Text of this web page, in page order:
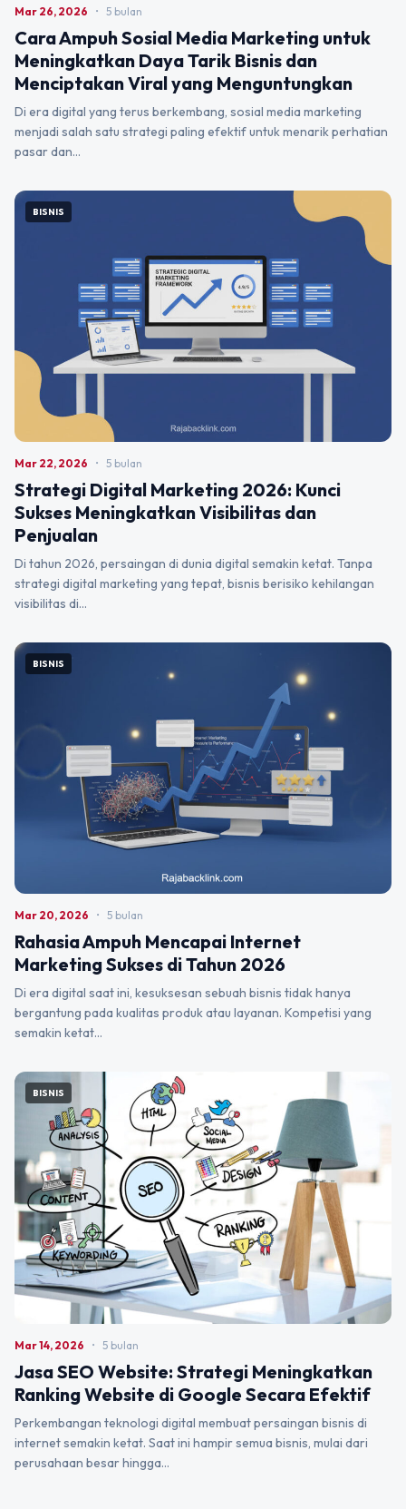
Mar 26, 2026 • 5 bulan
Cara Ampuh Sosial Media Marketing untuk
Meningkatkan Daya Tarik Bisnis dan
Menciptakan Viral yang Menguntungkan
Di era digital yang terus berkembang, sosial media marketing
menjadi salah satu strategi paling efektif untuk menarik perhatian
pasar dan…
BISNIS
Mar 22, 2026 • 5 bulan
Strategi Digital Marketing 2026: Kunci
Sukses Meningkatkan Visibilitas dan
Penjualan
Di tahun 2026, persaingan di dunia digital semakin ketat. Tanpa
strategi digital marketing yang tepat, bisnis berisiko kehilangan
visibilitas di…
BISNIS
Mar 20, 2026 • 5 bulan
Rahasia Ampuh Mencapai Internet
Marketing Sukses di Tahun 2026
Di era digital saat ini, kesuksesan sebuah bisnis tidak hanya
bergantung pada kualitas produk atau layanan. Kompetisi yang
semakin ketat…
BISNIS
Mar 14, 2026 • 5 bulan
Jasa SEO Website: Strategi Meningkatkan
Ranking Website di Google Secara Efektif
Perkembangan teknologi digital membuat persaingan bisnis di
internet semakin ketat. Saat ini hampir semua bisnis, mulai dari
perusahaan besar hingga…